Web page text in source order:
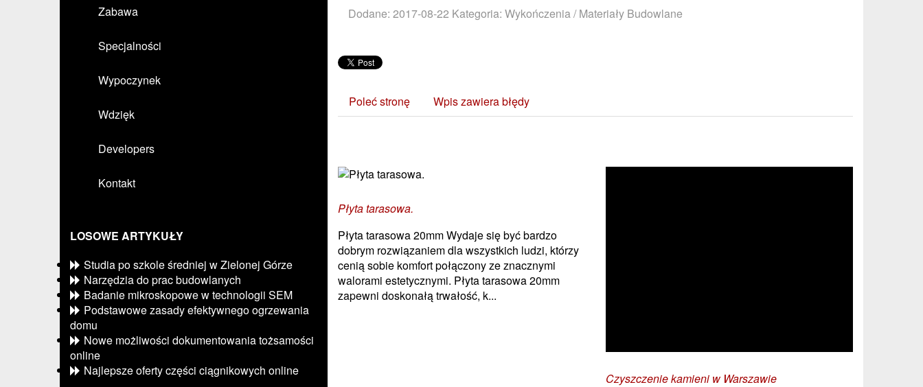
Zabawa
Specjalności
Wypoczynek
Wdzięk
Developers
Kontakt
LOSOWE ARTYKUŁY
Studia po szkole średniej w Zielonej Górze
Narzędzia do prac budowlanych
Badanie mikroskopowe w technologii SEM
Podstawowe zasady efektywnego ogrzewania
domu
Nowe możliwości dokumentowania tożsamości
online
Najlepsze oferty części ciągnikowych online
Dodane: 2017-08-22 Kategoria: Wykończenia / Materiały Budowlane
Poleć stronę Wpis zawiera błędy
Płyta tarasowa.
Płyta tarasowa 20mm Wydaje się być bardzo
dobrym rozwiązaniem dla wszystkich ludzi, którzy
cenią sobie komfort połączony ze znacznymi
walorami estetycznymi. Płyta tarasowa 20mm
zapewni doskonałą trwałość, k...
Czyszczenie kamieni w Warszawie